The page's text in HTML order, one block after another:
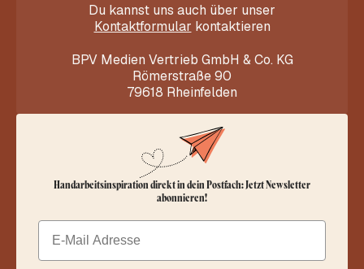
Du kannst uns auch über unser
Kontaktformular kontaktieren
BPV Medien Vertrieb GmbH & Co. KG
Römerstraße 90
79618 Rheinfelden
Handarbeitsinspiration direkt in dein Postfach: Jetzt Newsletter
abonnieren!
Email